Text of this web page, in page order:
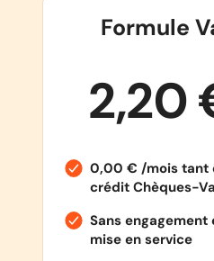
Formule
2,20
0,00 € /mois tant
crédit Chèques-
Sans
mise en service